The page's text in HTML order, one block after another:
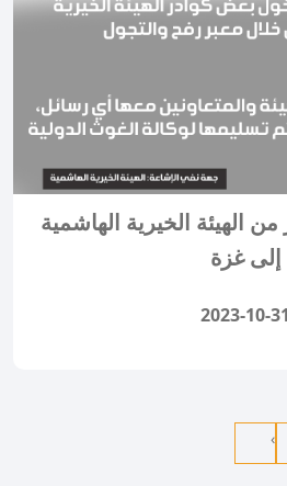
الهيئة الخيرية الهاشمية
إلى غزة
2023-10-31
›